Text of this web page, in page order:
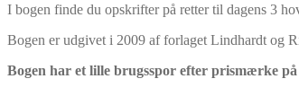
I bogen finde du opskrifter på retter til dagens 3
Bogen er udgivet i 2009 af forlaget Lindhardt og
Bogen har et lille brugsspor efter prismærke